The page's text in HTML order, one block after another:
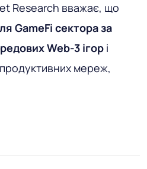
Research вважає, що
GameFi сектора за
Web-3 ігор і
мереж,